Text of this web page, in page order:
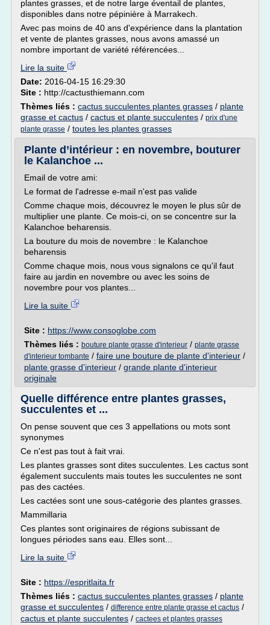
plantes grasses, et de notre large éventail de plantes,
disponibles dans notre pépinière à Marrakech.
Avec pas moins de 40 ans d'expérience dans la plantation
et vente de plantes grasses, nous avons amassé un
nombre important de variété référencées...
Lire la suite
Date: 2016-04-15 16:29:30
Site : http://cactusthiemann.com
Thèmes liés : cactus succulentes plantes grasses / plante
grasse et cactus / cactus et plante succulentes / prix d'une
plante grasse / toutes les plantes grasses
Plante d’intérieur : en novembre, bouturer
le Kalanchoe ...
Email de votre ami:
Le format de l'adresse e-mail n'est pas valide
Comme chaque mois, découvrez le moyen le plus sûr de
multiplier une plante. Ce mois-ci, on se concentre sur la
Kalanchoe beharensis.
La bouture du mois de novembre : le Kalanchoe
beharensis
Comme chaque mois, nous vous signalons ce qu'il faut
faire au jardin en novembre ou avec les soins de
novembre pour vos plantes...
Lire la suite
Site : https://www.consoglobe.com
Thèmes liés : bouture plante grasse d'interieur / plante grasse
d'interieur tombante / faire une bouture de plante d'interieur /
plante grasse d'interieur / grande plante d'interieur
originale
Quelle différence entre plantes grasses,
succulentes et ...
On pense souvent que ces 3 appellations ou mots sont
synonymes
Ce n'est pas tout à fait vrai.
Les plantes grasses sont dites succulentes. Les cactus sont
également succulents mais toutes les succulentes ne sont
pas des cactées.
Les cactées sont une sous-catégorie des plantes grasses.
Mammillaria
Ces plantes sont originaires de régions subissant de
longues périodes sans eau. Elles sont...
Lire la suite
Site : https://espritlaita.fr
Thèmes liés : cactus succulentes plantes grasses / plante
grasse et succulentes / difference entre plante grasse et cactus /
cactus et plante succulentes / cactees et plantes grasses